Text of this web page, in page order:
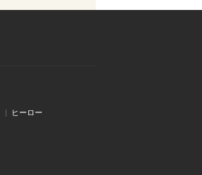
ヒーロー